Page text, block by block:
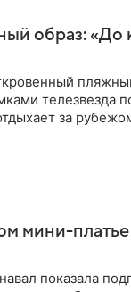
образ: «До
телезвезда
за
мини-
показала